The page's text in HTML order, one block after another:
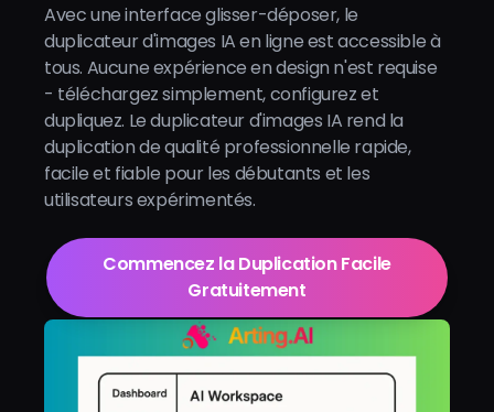
Avec une interface glisser-déposer, le
duplicateur d'images IA en ligne est accessible à
tous. Aucune expérience en design n'est requise
- téléchargez simplement, configurez et
dupliquez. Le duplicateur d'images IA rend la
duplication de qualité professionnelle rapide,
facile et fiable pour les débutants et les
utilisateurs expérimentés.
Commencez la Duplication Facile
Gratuitement